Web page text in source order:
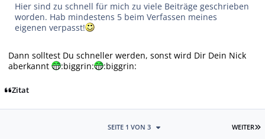
Hier sind zu schnell für mich zu viele Beiträge geschrieben
worden. Hab mindestens 5 beim Verfassen meines
eigenen verpasst!
Dann solltest Du schneller werden, sonst wird Dir Dein Nick
aberkannt
:biggrin: :biggrin:
Zitat
WEITER
SEITE 1 VON 3